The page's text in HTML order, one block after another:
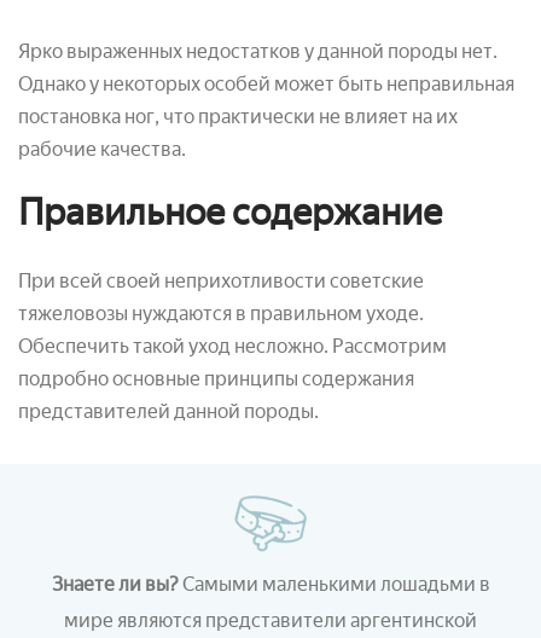
Ярко выраженных недостатков у данной породы нет.
Однако у некоторых особей может быть неправильная
постановка ног, что практически не влияет на их
рабочие качества.
Правильное содержание
При всей своей неприхотливости советские
тяжеловозы нуждаются в правильном уходе.
Обеспечить такой уход несложно. Рассмотрим
подробно основные принципы содержания
представителей данной породы.
Знаете ли вы?Самыми маленькими лошадьми в
мире являются представители аргентинской